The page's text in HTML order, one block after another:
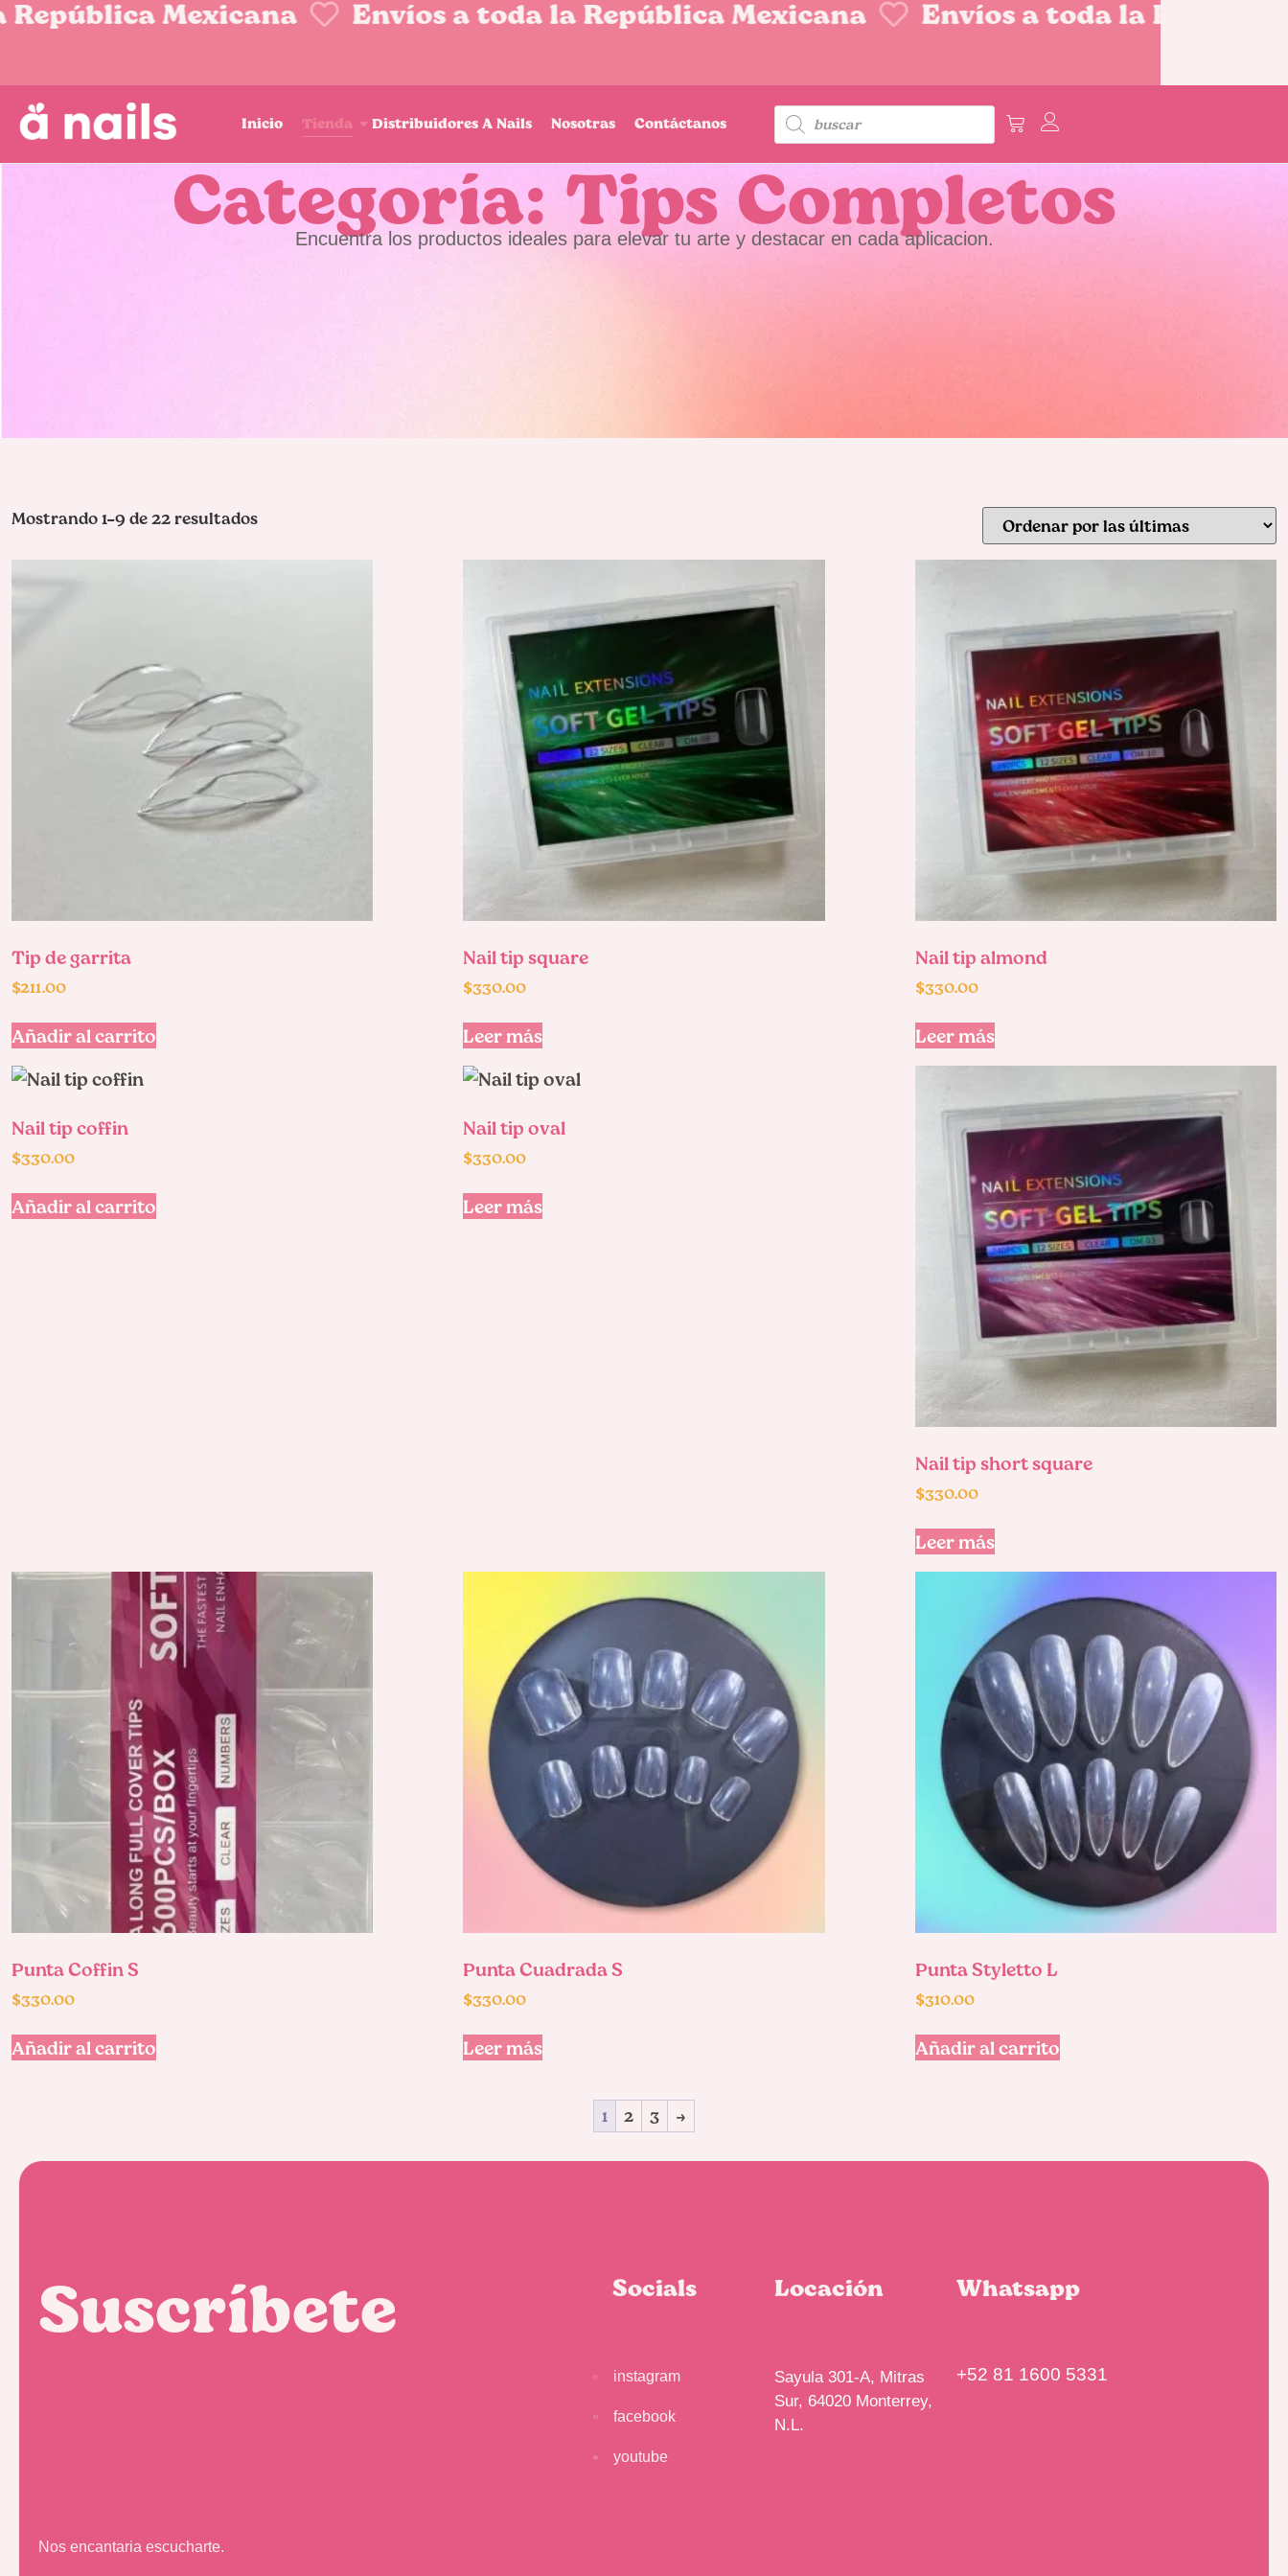
Mexicana Envíos a toda la República Mexicana Envíos a toda la República
Inicio Tienda Distribuidores A Nails Nosotras Contáctanos
Categoría: Tips Completos
Encuentra los productos ideales para elevar tu arte y destacar en cada aplicacion.
Mostrando 1–9 de 22 resultados
Tip de garrita
$211.00
Añadir al carrito
Nail tip square
$330.00
Leer más
Nail tip almond
$330.00
Leer más
Nail tip coffin
$330.00
Añadir al carrito
Nail tip oval
$330.00
Leer más
Nail tip short square
$330.00
Leer más
Punta Coffin S
$330.00
Añadir al carrito
Punta Cuadrada S
$330.00
Leer más
Punta Styletto L
$310.00
Añadir al carrito
1 2 3 →
Suscríbete Socials
instagram
facebook
youtube
Locación
Sayula 301-A, Mitras
Sur, 64020 Monterrey,
N.L.
Whatsapp
+52 81 1600 5331
Nos encantaria escucharte.